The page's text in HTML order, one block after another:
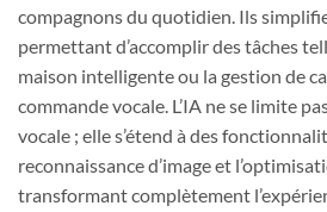
compagnons du quotidien. Ils
permettant d’accomplir des tâches
maison intelligente ou la gestion de
commande vocale. L’IA ne se limite
vocale ; elle s’étend à des
reconnaissance d’image et
transformant complètement